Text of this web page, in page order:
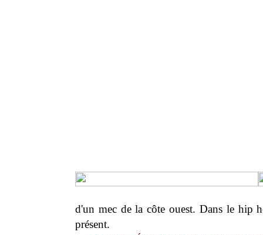
d'un mec de la côte ouest. Dans le
présent.